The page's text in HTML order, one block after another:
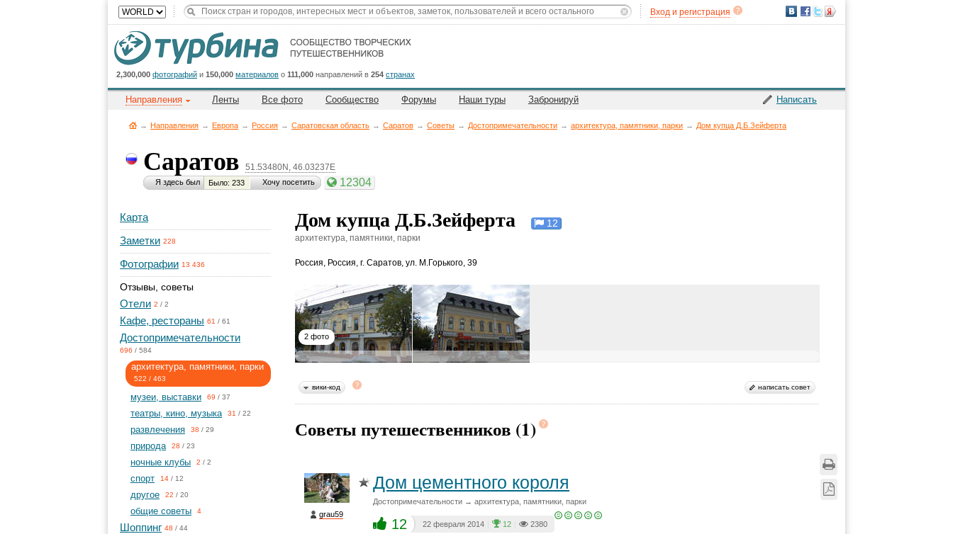
Вход и регистрация
2,300,000 фотографий и 150,000 материалов о 111,000 направлений в 254 странах
Написать
Направления Ленты Все фото Сообщество Форумы Наши туры Забронируй
→ Направления → Европа → Россия → Саратовская область → Саратов → Советы → Достопримечательности → архитектура, памятники, парки → Дом купца Д.Б.Зейферта
Саратов 51.53480N, 46.03237E
Я здесь был Было: 233 Хочу посетить 12304
Карта
Заметки 228
Фотографии 13 436
Отзывы, советы
Отели 2 / 2
Кафе, рестораны 61 / 61
Достопримечательности
696 / 584
архитектура, памятники, парки
522 / 463
музеи, выставки 69 / 37
театры, кино, музыка 31 / 22
развлечения 38 / 29
природа 28 / 23
ночные клубы 2 / 2
спорт 14 / 12
другое 22 / 20
общие советы 4
Шоппинг 48 / 44
Дом купца Д.Б.Зейферта 12
архитектура, памятники, парки
Россия, Россия, г. Саратов, ул. М.Горького, 39
2 фото
вики-код написать совет
Советы путешественников (1)
grau59
Дом цементного короля
Достопримечательности → архитектура, памятники, парки
12 22 февраля 2014 12 2380